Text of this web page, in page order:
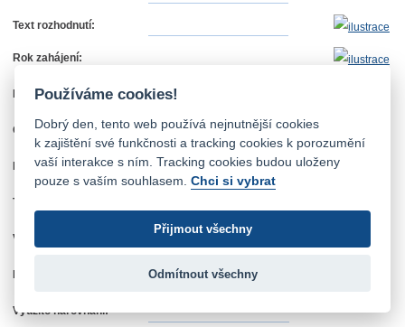
Text rozhodnutí:
Rok zahájení:
Rok vydání:
Oblast: Veřejné zakázky
Instance:
Typ řízení:
Výrok:
Využito narovnání:
Používáme cookies!
Dobrý den, tento web používá nejnutnější cookies
k zajištění své funkčnosti a tracking cookies k porozumění
vaší interakce s ním. Tracking cookies budou uloženy
pouze s vaším souhlasem.Chci si vybrat
Přijmout všechny
Odmítnout všechny